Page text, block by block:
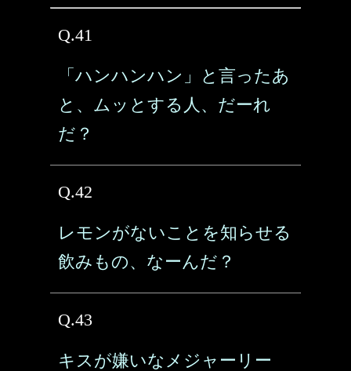
Q.41
「ハンハンハン」と言ったあ
と、ムッとする人、だーれ
だ？
Q.42
レモンがないことを知らせる
飲みもの、なーんだ？
Q.43
キスが嫌いなメジャーリー